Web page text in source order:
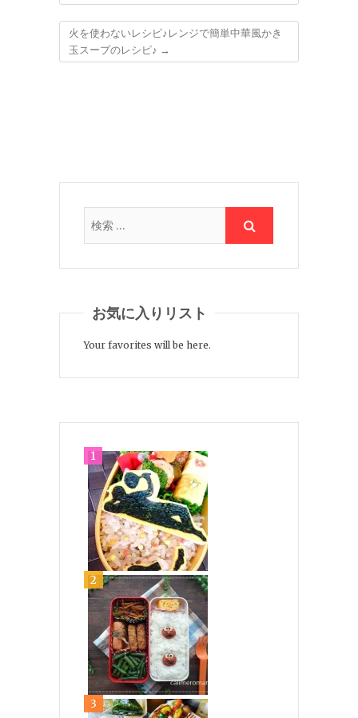
火を使わないレシピ♪レンジで簡単中華風かき
玉スープのレシピ♪ →
お気に入りリスト
Your favorites will be here.